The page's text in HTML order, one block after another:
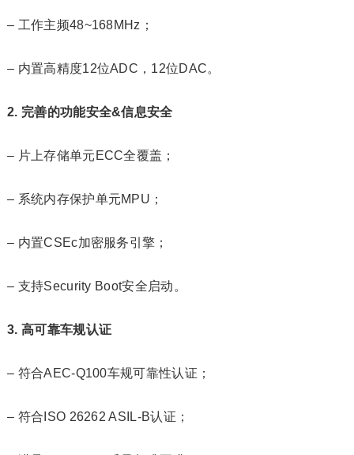
– 工作主频48~168MHz；
– 内置高精度12位ADC，12位DAC。
2. 完善的功能安全&信息安全
– 片上存储单元ECC全覆盖；
– 系统内存保护单元MPU；
– 内置CSEc加密服务引擎；
– 支持Security Boot安全启动。
3. 高可靠车规认证
– 符合AEC-Q100车规可靠性认证；
– 符合ISO 26262 ASIL-B认证；